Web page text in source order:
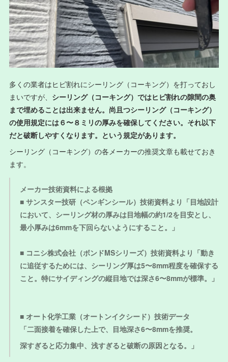
多くの業者はヒビ割れにシーリング（コーキング）を打っておし
まいですが、 シーリング（コーキング）ではヒビ割れの隙間の奥
まで埋めることは出来ません。尚且つシーリング（コーキング）
の使用規定には６〜８ミリの厚みを確保してください。それ以下
だと破断しやすくなります。という規定があります。
シーリング（コーキング）の各メーカーの推奨文章も載せておき
ます。
メーカー技術資料による根拠
■ サンスター技研（ペンギンシール）技術資料より 「目地設計
において、シーリング材の厚みは目地幅の約1/2を目安とし、
最小厚みは6mmを下回らないようにすること。」
■ コニシ株式会社（ボンドMSシリーズ）技術資料より 「動き
に追従するためには、シーリング厚は5〜8mm程度を確保する
こと。特にサイディングの縦目地では深さ6〜8mmが標準。」
■ オート化学工業（オートンイクシード）技術データ
「二面接着を確保した上で、目地深さ6〜8mmを推奨。
深すぎると応力集中、浅すぎると破断の原因となる。」